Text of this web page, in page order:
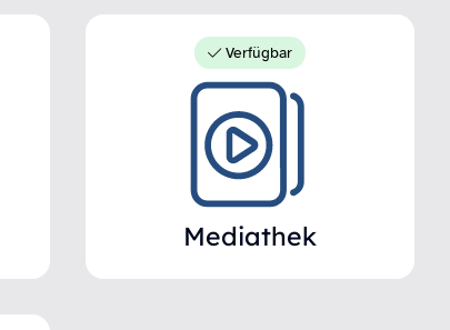
Verfügbar
Mediathek